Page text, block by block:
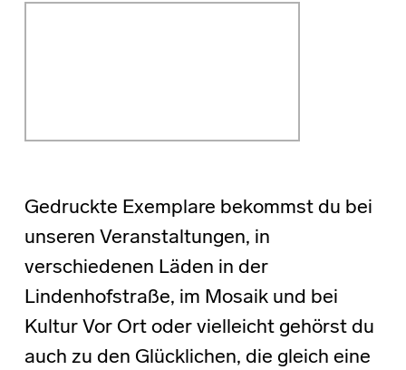
Gedruckte Exemplare bekommst du bei
unseren Veranstaltungen, in
verschiedenen Läden in der
Lindenhofstraße, im Mosaik und bei
Kultur Vor Ort oder vielleicht gehörst du
auch zu den Glücklichen, die gleich eine